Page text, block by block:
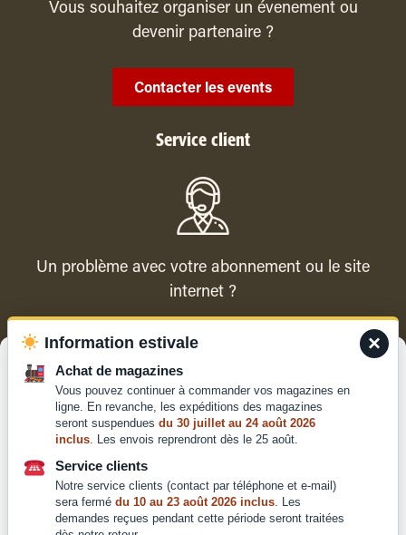
Pour offrir les meilleures expériences, nous utilisons des technologies
telles que les cookies pour stocker et/ou accéder aux informations des
appareils. Le fait de consentir à ces technologies nous permettra de
traiter des données telles que le comportement de navigation ou les ID
uniques sur ce site. Le fait de ne pas consentir ou de retirer son
consentement peut avoir un effet négatif sur certaines caractéristiques
et fonctions.
Vous souhaitez organiser un évenement ou
devenir partenaire ?
Contacter les events
Service client
Un problème avec votre abonnement ou le site
internet ?
Contacter le service client
Mentions légales
Conditions générales de
vente et d'utilisation
×
Information estivale
Achat de magazines
Vous pouvez continuer à commander vos magazines en
ligne. En revanche, les expéditions des magazines
seront suspendues du 30 juillet au 24 août 2026
inclus. Les envois reprendront dès le 25 août.
Service clients
Notre service clients (contact par téléphone et e-mail)
sera fermé du 10 au 23 août 2026 inclus. Les
demandes reçues pendant cette période seront traitées